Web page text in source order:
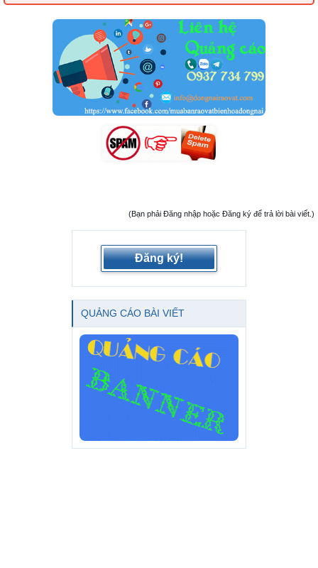
(Bạn phải Đăng nhập hoặc Đăng ký để trả lời bài viết.)
Đăng ký!
QUẢNG CÁO BÀI VIẾT